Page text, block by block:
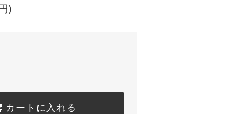
)
カートに入れる